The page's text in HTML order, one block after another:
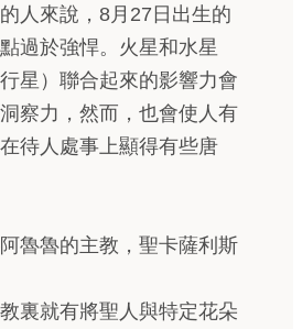
人來說，8月27日出生的
過於強悍。火星和水星
星）聯合起來的影響力會
察力，然而，也會使人有
待人處事上顯得有些唐
魯魯的主教，聖卡薩利斯
裏就有將聖人與特定花朵